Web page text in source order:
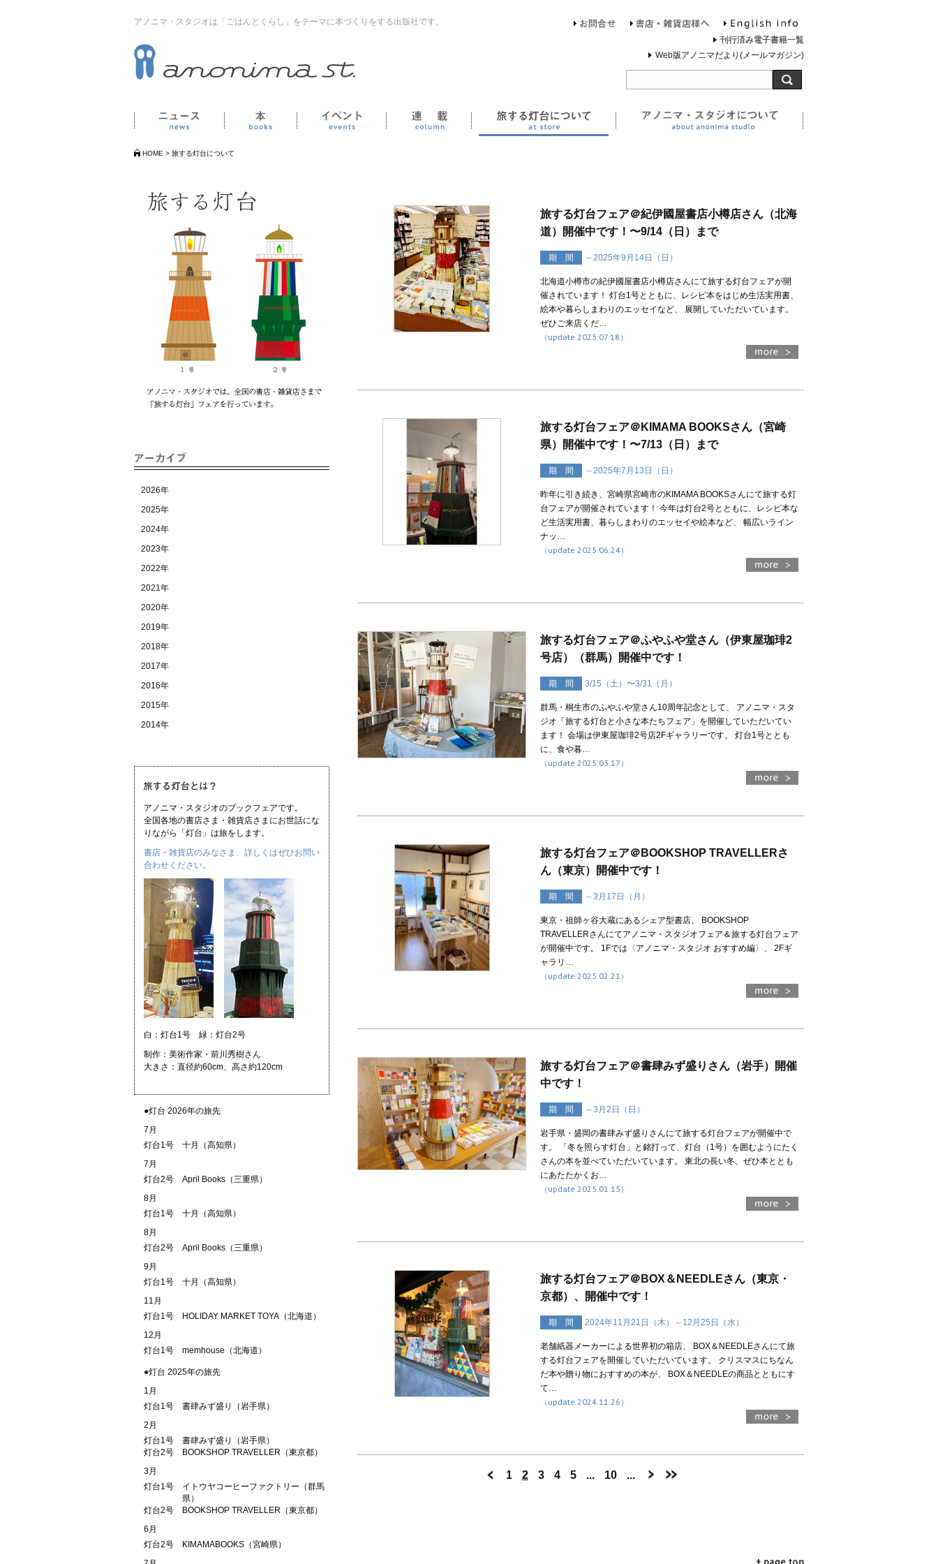
アノニマ・スタジオは「ごはんとくらし」をテーマに本づくりをする出版社です。
ニュース 本 イベント 連載 旅する灯台について
お問合せ 書店・雑貨店様へ
刊行済み電子書籍一覧
Web版アノニマだより(メールマガジン)
HOME > 旅する灯台について
2026年
2025年
2024年
2023年
2022年
2021年
2020年
2019年
2018年
2017年
2016年
2015年
2014年
アノニマ・スタジオのブックフェアです。
全国各地の書店さま・雑貨店さまにお世話にな
りながら「灯台」は旅をします。
書店・雑貨店のみなさま、詳しくはぜひお問い
合わせください。
白：灯台1号 緑：灯台2号
制作：美術作家・前川秀樹さん
大きさ：直径約60cm、高さ約120cm
●灯台 2026年の旅先
7月
灯台1号
十月（高知県）
7月
灯台2号
April Books（三重県）
8月
灯台1号
十月（高知県）
8月
灯台2号
April Books（三重県）
9月
灯台1号
十月（高知県）
11月
灯台1号
HOLIDAY MARKET TOYA（北海道）
12月
灯台1号
memhouse（北海道）
●灯台 2025年の旅先
1月
灯台1号
書肆みず盛り（岩手県）
2月
灯台1号
書肆みず盛り（岩手県）
灯台2号
BOOKSHOP TRAVELLER（東京都）
3月
灯台1号
イトウヤコーヒーファクトリー（群馬
県）
灯台2号
BOOKSHOP TRAVELLER（東京都）
6月
灯台2号
KIMAMABOOKS（宮崎県）
旅する灯台フェア＠紀伊國屋書店小樽店さん（北海
道）開催中です！〜9/14（日）まで
期 間 ～2025年9月14日（日）
北海道小樽市の紀伊國屋書店小樽店さんにて旅する灯台フェアが開
催されています！ 灯台1号とともに、レシピ本をはじめ生活実用書、
絵本や暮らしまわりのエッセイなど、 展開していただいています。
ぜひご来店くだ…
（update 2025.07.18）
旅する灯台フェア＠KIMAMA BOOKSさん（宮崎
県）開催中です！〜7/13（日）まで
期 間 ～2025年7月13日（日）
昨年に引き続き、宮崎県宮崎市のKIMAMA BOOKSさんにて旅する灯
台フェアが開催されています！ 今年は灯台2号とともに、レシピ本な
ど生活実用書、暮らしまわりのエッセイや絵本など、 幅広いライン
ナッ…
（update 2025.06.24）
旅する灯台フェア＠ふやふや堂さん（伊東屋珈琲2
号店）（群馬）開催中です！
期 間 3/15（土）〜3/31（月）
群馬・桐生市のふやふや堂さん10周年記念として、 アノニマ・スタ
ジオ「旅する灯台と小さな本たちフェア」を開催していただいてい
ます！ 会場は伊東屋珈琲2号店2Fギャラリーです。 灯台1号ととも
に、食や暮…
（update 2025.03.17）
旅する灯台フェア＠BOOKSHOP TRAVELLERさ
ん（東京）開催中です！
期 間 ～3月17日（月）
東京・祖師ヶ谷大蔵にあるシェア型書店、 BOOKSHOP
TRAVELLERさんにてアノニマ・スタジオフェア＆旅する灯台フェア
が開催中です。 1Fでは〈アノニマ・スタジオ おすすめ編〉、 2Fギ
ャラリ…
（update 2025.02.21）
旅する灯台フェア＠書肆みず盛りさん（岩手）開催
中です！
期 間 ～3月2日（日）
岩手県・盛岡の書肆みず盛りさんにて旅する灯台フェアが開催中で
す。 「冬を照らす灯台」と銘打って、灯台（1号）を囲むようにたく
さんの本を並べていただいています。 東北の長い冬、ぜひ本ととも
にあたたかくお…
（update 2025.01.15）
旅する灯台フェア＠BOX＆NEEDLEさん（東京・
京都）、開催中です！
期 間 2024年11月21日（木）～12月25日（水）
老舗紙器メーカーによる世界初の箱店、 BOX＆NEEDLEさんにて旅
する灯台フェアを開催していただいています。 クリスマスにちなん
だ本や贈り物におすすめの本が、 BOX＆NEEDLEの商品とともにす
て…
（update 2024.11.26）
1 2 3 4 5 ... 10 ...